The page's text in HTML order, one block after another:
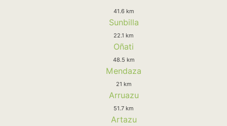
41.6 km
Sunbilla
22.1 km
Oñati
48.5 km
Mendaza
21 km
Arruazu
51.7 km
Artazu